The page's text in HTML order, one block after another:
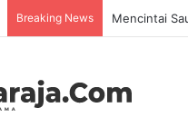
Breaking News Mencintai